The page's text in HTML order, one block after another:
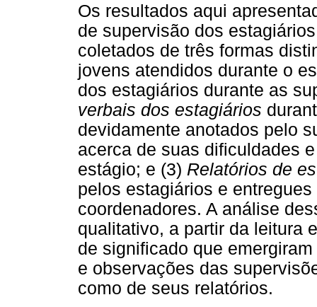
Os resultados aqui
de supervisão dos
coletados de três formas
jovens atendidos durante o
dos estagiários durante as
verbais dos estagiários
devidamente anotados pelo
acerca de suas dificuldades
estágio; e (3) Relatórios de
pelos estagiários e
coordenadores. A análise
qualitativo, a partir da leitura
de significado que
e observações das
como de seus relatórios.